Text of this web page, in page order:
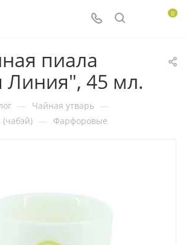
0
пиала
Линия", 45 мл.
— Чайная утварь —
— Фарфоровые